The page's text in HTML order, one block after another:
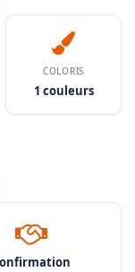
COLORIS
1 couleurs